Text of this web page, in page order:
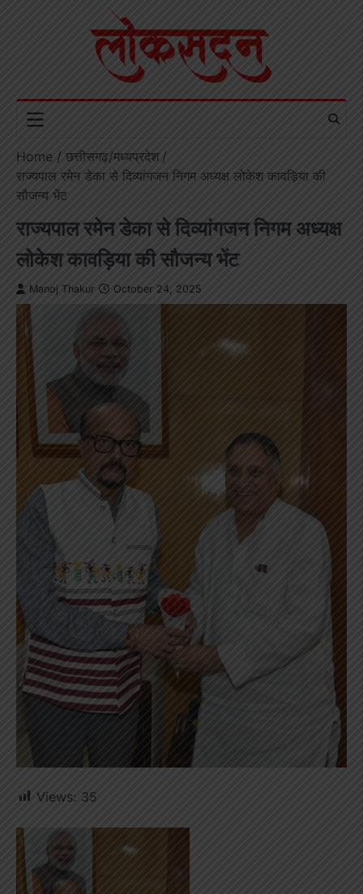
Home
छत्तीसगढ़/मध्यप्रदेश
राज्यपाल रमेन डेका से दिव्यांगजन निगम अध्यक्ष लोकेश कावड़िया की
सौजन्य भेंट
राज्यपाल रमेन डेका से दिव्यांगजन निगम अध्यक्ष
लोकेश कावड़िया की सौजन्य भेंट
Manoj Thakur October 24, 2025
Views: 35